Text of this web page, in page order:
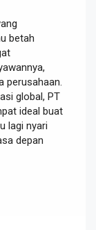
betah
perusahaan.
global, PT
ideal buat
lagi nyari
depan